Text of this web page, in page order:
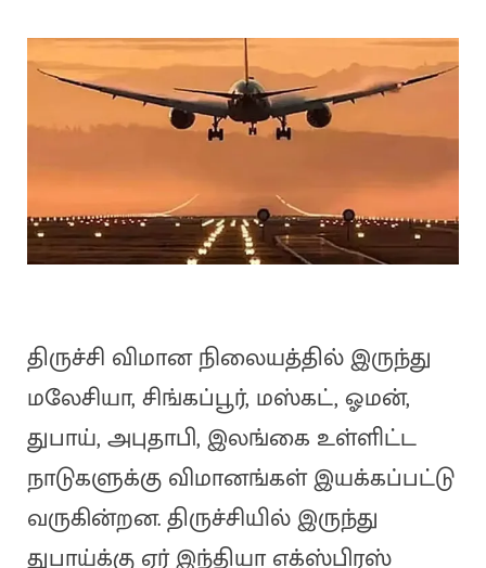
திருச்சி விமான நிலையத்தில் இருந்து
மலேசியா, சிங்கப்பூர், மஸ்கட், ஓமன்,
துபாய், அபுதாபி, இலங்கை உள்ளிட்ட
நாடுகளுக்கு விமானங்கள் இயக்கப்பட்டு
வருகின்றன. திருச்சியில் இருந்து
துபாய்க்கு ஏர் இந்தியா எக்ஸ்பிரஸ்